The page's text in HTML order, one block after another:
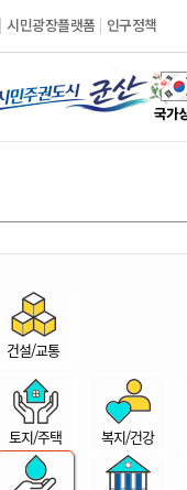
시민광장플랫폼 인구정책
시
민
권
시
산
건설/교통
토지/주택 복지/건강